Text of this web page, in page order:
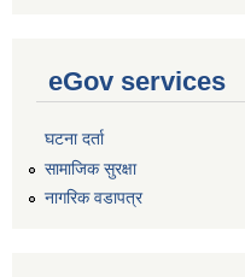
eGov services
घटना दर्ता
सामाजिक सुरक्षा
नागरिक वडापत्र